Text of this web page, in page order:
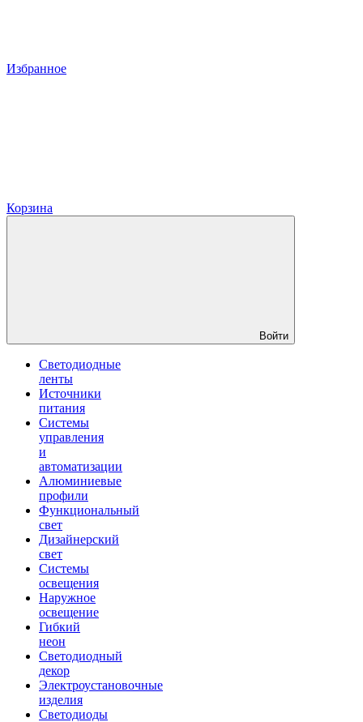
Избранное
Корзина
Войти
Светодиодные
ленты
Источники
питания
Системы
управления
и
автоматизации
Алюминиевые
профили
Функциональный
свет
Дизайнерский
свет
Системы
освещения
Наружное
освещение
Гибкий
неон
Светодиодный
декор
Электроустановочные
изделия
Светодиоды